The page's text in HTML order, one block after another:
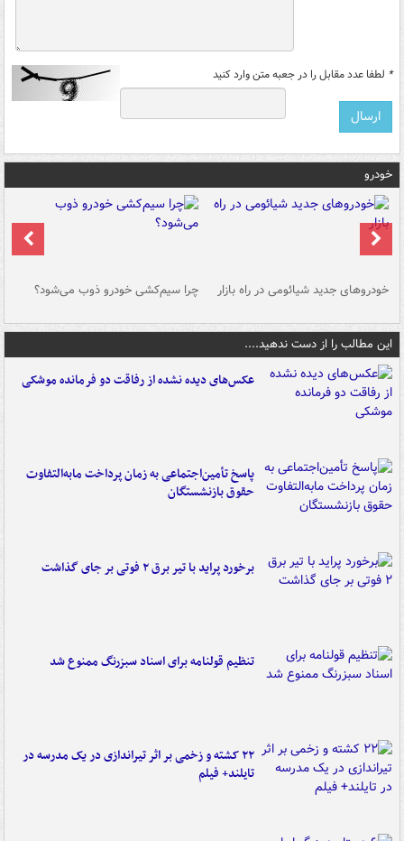
* لطفا عدد مقابل را در جعبه متن وارد کنید
خودرو
خودروهای جدید شیائومی در راه بازار چرا سیم‌کشی خودرو ذوب می‌شود؟
این مطالب را از دست ندهید....
عکس‌های دیده نشده از رفاقت دو فرمانده‌ موشکی
پاسخ تأمین‌اجتماعی به زمان پرداخت مابه‌التفاوت
حقوق بازنشستگان
برخورد پراید با تیر برق ۲ فوتی بر جای گذاشت
تنظیم قولنامه برای اسناد سبزرنگ ممنوع شد
۲۲ کشته و زخمی بر اثر تیراندازی در یک مدرسه در
تایلند+ فیلم